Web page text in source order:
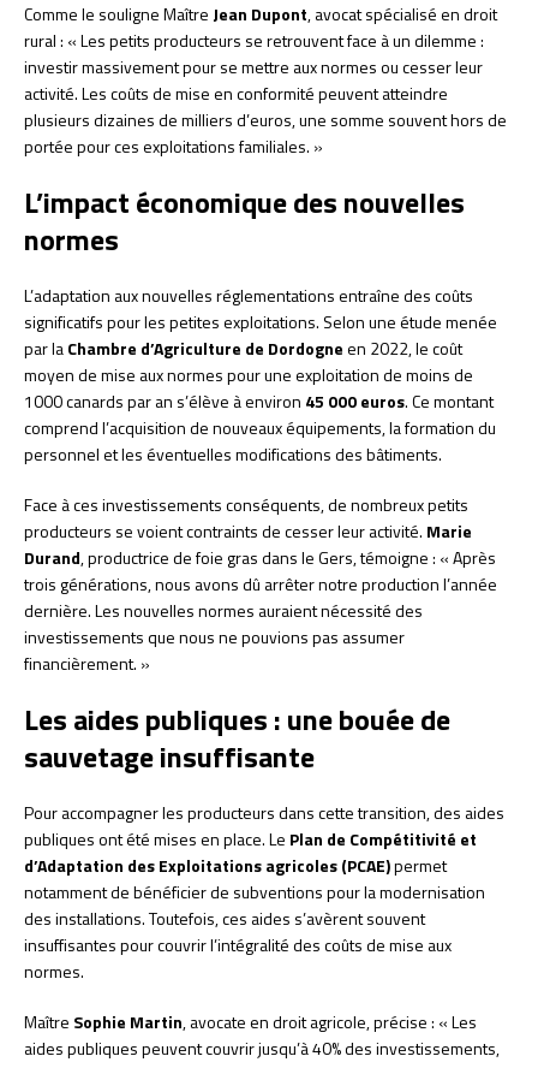
Comme le souligne Maître Jean Dupont, avocat spécialisé en droit
rural : « Les petits producteurs se retrouvent face à un dilemme :
investir massivement pour se mettre aux normes ou cesser leur
activité. Les coûts de mise en conformité peuvent atteindre
plusieurs dizaines de milliers d’euros, une somme souvent hors de
portée pour ces exploitations familiales. »
L’impact économique des nouvelles
normes
L’adaptation aux nouvelles réglementations entraîne des coûts
significatifs pour les petites exploitations. Selon une étude menée
par laChambre d’Agriculture de Dordogneen 2022, le coût
moyen de mise aux normes pour une exploitation de moins de
1000 canards par an s’élève à environ 45 000 euros. Ce montant
comprend l’acquisition de nouveaux équipements, la formation du
personnel et les éventuelles modifications des bâtiments.
Face à ces investissements conséquents, de nombreux petits
producteurs se voient contraints de cesser leur activité. Marie
Durand, productrice de foie gras dans le Gers, témoigne : « Après
trois générations, nous avons dû arrêter notre production l’année
dernière. Les nouvelles normes auraient nécessité des
investissements que nous ne pouvions pas assumer
financièrement. »
Les aides publiques : une bouée de
sauvetage insuffisante
Pour accompagner les producteurs dans cette transition, des aides
publiques ont été mises en place. Le Plan de Compétitivité et
d’Adaptation des Exploitations agricoles (PCAE)permet
notamment de bénéficier de subventions pour la modernisation
des installations. Toutefois, ces aides s’avèrent souvent
insuffisantes pour couvrir l’intégralité des coûts de mise aux
normes.
Maître Sophie Martin, avocate en droit agricole, précise : « Les
aides publiques peuvent couvrir jusqu’à 40% des investissements,